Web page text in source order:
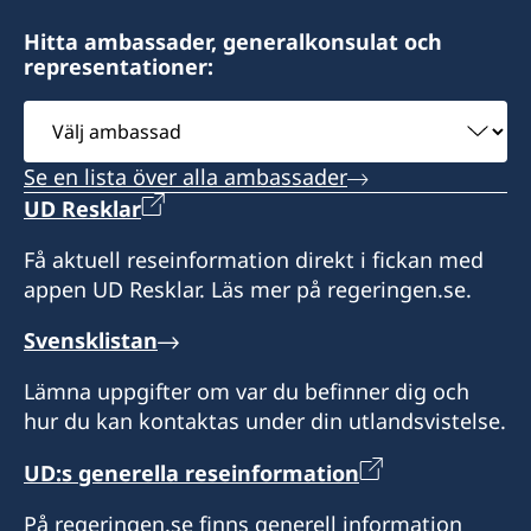
14:30-16:30.
Alla besök sker enligt överenskommelse på
telefon.
Konsul
Rue Konronfal, La Corniche Äin-Diab - BP Casa
20000, Casablanca
Konsulatet är öppet måndag--fredag kl 9:00 -
11.00 samt 14:30 till 16:30.
Konsulatet är stängd onsdag eftermiddag.
Konsul
Meriem Bennani Benjelloun
Konsulatet är öppet måndag, tisdag, torsdag
och fredag från kl 10:30- 17:30.
Onsdag: kl 9:30- 12:00.
Lördag : 9:30-16h30.
Konsul
Adress:
Consulat de Suède
Rue Moulay Driss, Imm Moulay Driss 3, Appt 22
Tanger
Konsulatet är öppet måndag-fredag kl 9:00-
14:00
Konsul
Younis Erzini
Hitta ambassader, generalkonsulat och
representationer:
Välj
ambassad
Se en lista över alla ambassader
UD Resklar
Få aktuell reseinformation direkt i fickan med
appen UD Resklar. Läs mer på regeringen.se.
Svensklistan
Lämna uppgifter om var du befinner dig och
hur du kan kontaktas under din utlandsvistelse.
UD:s generella reseinformation
På regeringen.se finns generell information